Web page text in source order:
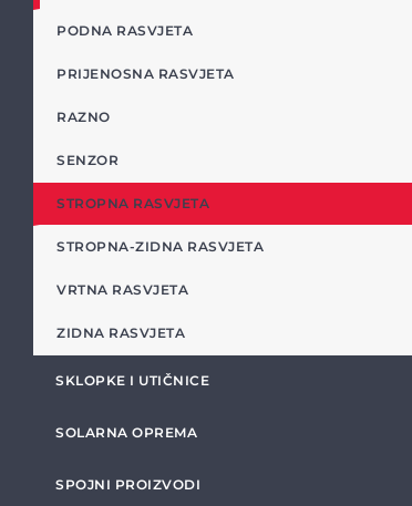
PODNA RASVJETA
PRIJENOSNA RASVJETA
RAZNO
SENZOR
STROPNA RASVJETA
STROPNA-ZIDNA RASVJETA
VRTNA RASVJETA
ZIDNA RASVJETA
SKLOPKE I UTIČNICE
SOLARNA OPREMA
SPOJNI PROIZVODI